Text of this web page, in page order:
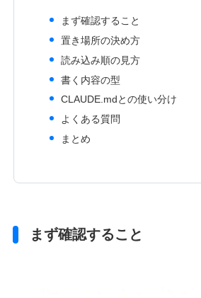
まず確認すること
置き場所の決め方
読み込み順の見方
書く内容の型
CLAUDE.mdとの使い分け
よくある質問
まとめ
まず確認すること